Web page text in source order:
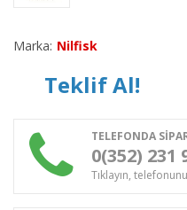
Marka: Nilfisk
Teklif Al!
TELEFONDA
0(352) 231
Tıklayın,